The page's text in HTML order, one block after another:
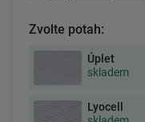
Zvolte potah:
Úplet
skladem
Lyocell